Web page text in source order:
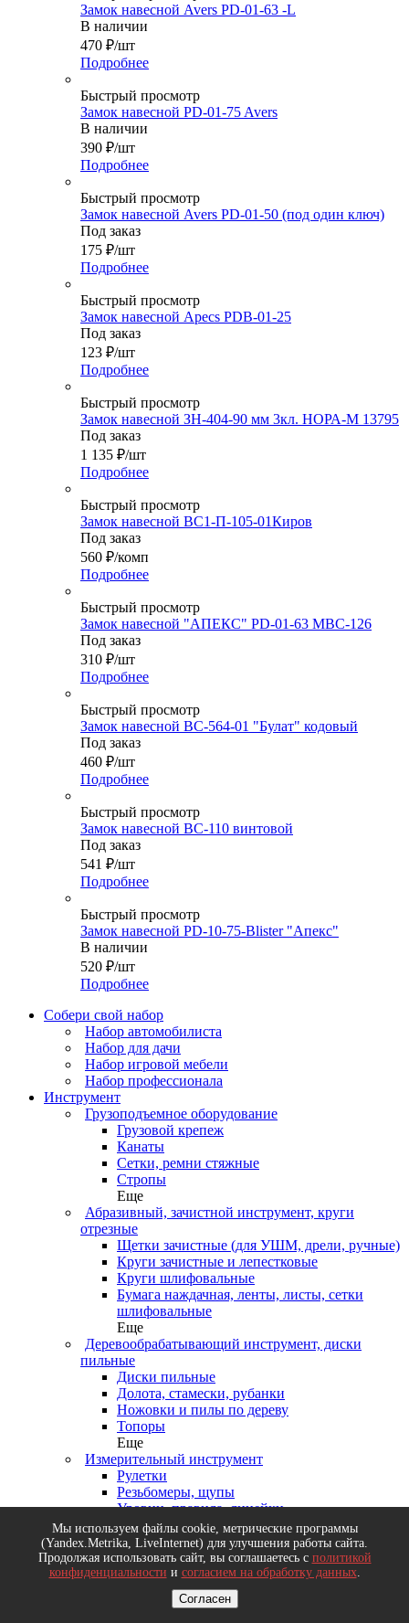
Замок навесной Avers PD-01-63 -L
В наличии
470 ₽/шт
Подробнее
Быстрый просмотр
Замок навесной PD-01-75 Avers
В наличии
390 ₽/шт
Подробнее
Быстрый просмотр
Замок навесной Avers PD-01-50 (под один ключ)
Под заказ
175 ₽/шт
Подробнее
Быстрый просмотр
Замок навесной Apecs PDB-01-25
Под заказ
123 ₽/шт
Подробнее
Быстрый просмотр
Замок навесной ЗН-404-90 мм 3кл. НОРА-М 13795
Под заказ
1 135 ₽/шт
Подробнее
Быстрый просмотр
Замок навесной ВС1-П-105-01Киров
Под заказ
560 ₽/комп
Подробнее
Быстрый просмотр
Замок навесной "АПЕКС" PD-01-63 МВС-126
Под заказ
310 ₽/шт
Подробнее
Быстрый просмотр
Замок навесной ВС-564-01 "Булат" кодовый
Под заказ
460 ₽/шт
Подробнее
Быстрый просмотр
Замок навесной ВС-110 винтовой
Под заказ
541 ₽/шт
Подробнее
Быстрый просмотр
Замок навесной PD-10-75-Blister "Апекс"
В наличии
520 ₽/шт
Подробнее
Собери свой набор
Набор автомобилиста
Набор для дачи
Набор игровой мебели
Набор профессионала
Инструмент
Грузоподъемное оборудование
Грузовой крепеж
Канаты
Сетки, ремни стяжные
Стропы
Еще
Абразивный, зачистной инструмент, круги
отрезные
Щетки зачистные (для УШМ, дрели, ручные)
Круги зачистные и лепестковые
Круги шлифовальные
Бумага наждачная, ленты, листы, сетки
шлифовальные
Еще
Деревообрабатывающий инструмент, диски
пильные
Диски пильные
Долота, стамески, рубанки
Ножовки и пилы по дереву
Топоры
Еще
Измерительный инструмент
Рулетки
Резьбомеры, щупы
Уровни, правила, линейки
Микрометры, нутрометры, угломеры
Еще
Малярный инструмент
Валики, ролики сменные, кюветы
Кисти круглые, флейцевые, радиаторные
Кельмы, терки, шпатели, правила
Мы используем файлы cookie, метрические программы
(Yandex.Metrika, LiveInternet) для улучшения работы сайта.
Продолжая использовать сайт, вы соглашаетесь с политикой
конфиденциальности и согласием на обработку данных.
Согласен